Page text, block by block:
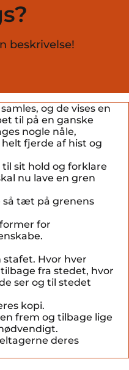
beskrivelse!
og de vises en
til på en ganske
nogle nåle,
fjerde af hist og
sit hold og forklare
nu lave en gren
tæt på grenens
for
stafet. Hvor hver
fra stedet, hvor
ser og til stedet
kopi.
frem og tilbage lige
deres